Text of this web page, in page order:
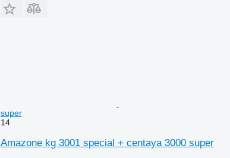
super
14
Amazone kg 3001 special + centaya 3000 super